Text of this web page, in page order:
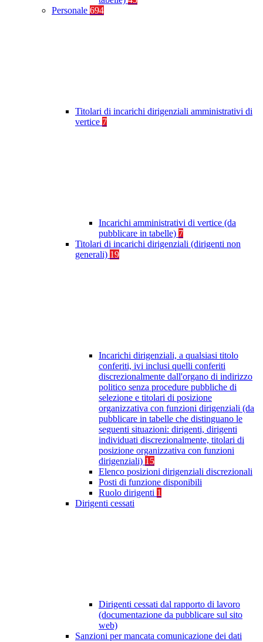
Personale 694
Titolari di incarichi dirigenziali amministrativi di
vertice 7
Incarichi amministrativi di vertice (da
pubblicare in tabelle) 7
Titolari di incarichi dirigenziali (dirigenti non
generali) 19
Incarichi dirigenziali, a qualsiasi titolo
conferiti, ivi inclusi quelli conferiti
discrezionalmente dall'organo di indirizzo
politico senza procedure pubbliche di
selezione e titolari di posizione
organizzativa con funzioni dirigenziali (da
pubblicare in tabelle che distinguano le
seguenti situazioni: dirigenti, dirigenti
individuati discrezionalmente, titolari di
posizione organizzativa con funzioni
dirigenziali) 15
Elenco posizioni dirigenziali discrezionali
Posti di funzione disponibili
Ruolo dirigenti 1
Dirigenti cessati
Dirigenti cessati dal rapporto di lavoro
(documentazione da pubblicare sul sito
web)
Sanzioni per mancata comunicazione dei dati